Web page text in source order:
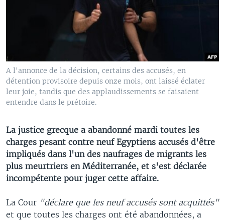
A l'annonce de la décision, certains des accusés, en
détention provisoire depuis onze mois, ont laissé éclater
leur joie, tandis que des applaudissements se faisaient
entendre dans le prétoire.
La justice grecque a abandonné mardi toutes les
charges pesant contre neuf Egyptiens accusés d'être
impliqués dans l'un des naufrages de migrants les
plus meurtriers en Méditerranée, et s'est déclarée
incompétente pour juger cette affaire.
La Cour "déclare que les neuf accusés sont acquittés"
et que toutes les charges ont été abandonnées, a